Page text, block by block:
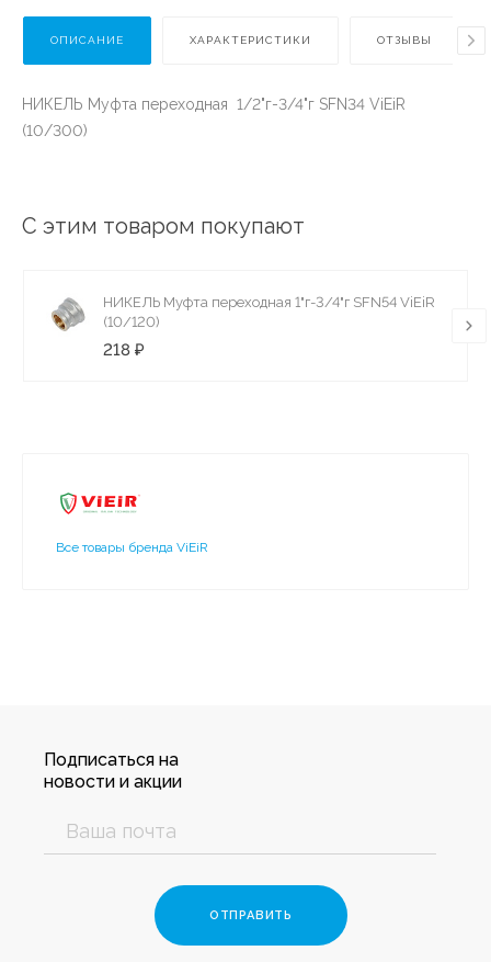
ОПИСАНИЕ ХАРАКТЕРИСТИКИ ОТЗЫВЫ
НИКЕЛЬ Муфта переходная 1/2"г-3/4"г SFN34 ViEiR
(10/300)
С этим товаром покупают
НИКЕЛЬ Муфта переходная 1"г-3/4"г SFN54 ViEiR
(10/120)
218 ₽
Все товары бренда ViEiR
Подписаться на
новости и акции